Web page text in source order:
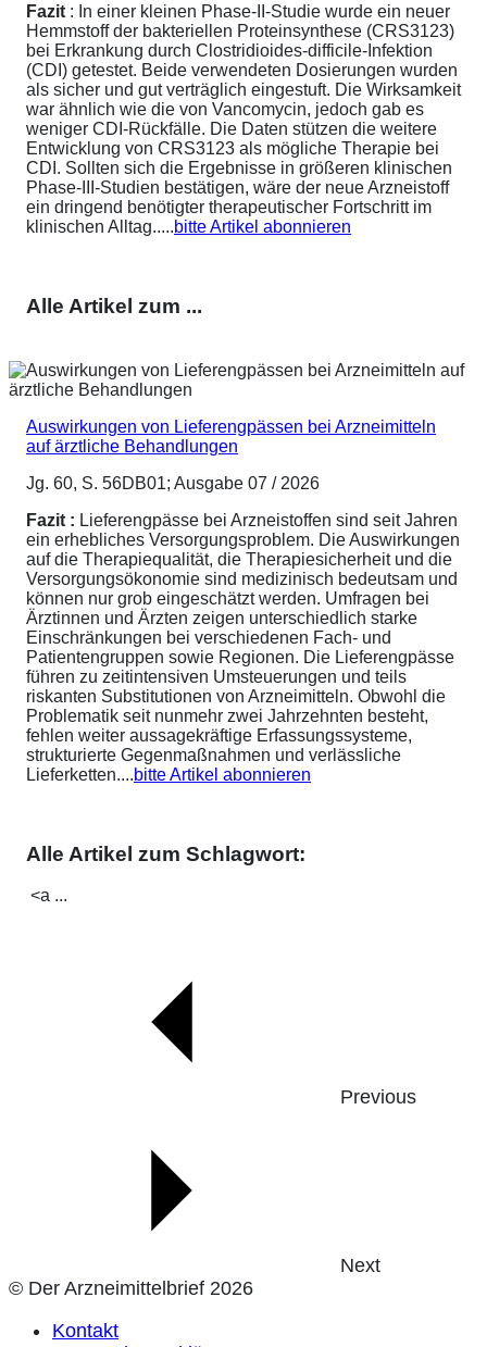
Fazit : In einer kleinen Phase-II-Studie wurde ein neuer
Hemmstoff der bakteriellen Proteinsynthese (CRS3123)
bei Erkrankung durch Clostridioides-difficile-Infektion
(CDI) getestet. Beide verwendeten Dosierungen wurden
als sicher und gut verträglich eingestuft. Die Wirksamkeit
war ähnlich wie die von Vancomycin, jedoch gab es
weniger CDI-Rückfälle. Die Daten stützen die weitere
Entwicklung von CRS3123 als mögliche Therapie bei
CDI. Sollten sich die Ergebnisse in größeren klinischen
Phase-III-Studien bestätigen, wäre der neue Arzneistoff
ein dringend benötigter therapeutischer Fortschritt im
klinischen Alltag.....bitte Artikel abonnieren
Alle Artikel zum ...
Auswirkungen von Lieferengpässen bei Arzneimitteln
auf ärztliche Behandlungen
Jg. 60, S. 56DB01; Ausgabe 07 / 2026
Fazit : Lieferengpässe bei Arzneistoffen sind seit Jahren
ein erhebliches Versorgungsproblem. Die Auswirkungen
auf die Therapiequalität, die Therapiesicherheit und die
Versorgungsökonomie sind medizinisch bedeutsam und
können nur grob eingeschätzt werden. Umfragen bei
Ärztinnen und Ärzten zeigen unterschiedlich starke
Einschränkungen bei verschiedenen Fach- und
Patientengruppen sowie Regionen. Die Lieferengpässe
führen zu zeitintensiven Umsteuerungen und teils
riskanten Substitutionen von Arzneimitteln. Obwohl die
Problematik seit nunmehr zwei Jahrzehnten besteht,
fehlen weiter aussagekräftige Erfassungssysteme,
strukturierte Gegenmaßnahmen und verlässliche
Lieferketten....bitte Artikel abonnieren
Alle Artikel zum Schlagwort:
<a ...
Previous
Next
© Der Arzneimittelbrief 2026
Kontakt